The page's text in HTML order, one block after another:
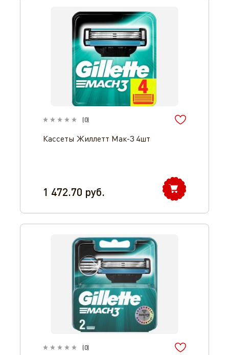
(0)
Кассеты Жиллетт Мак-3 4шт
1 472.70 руб.
(0)